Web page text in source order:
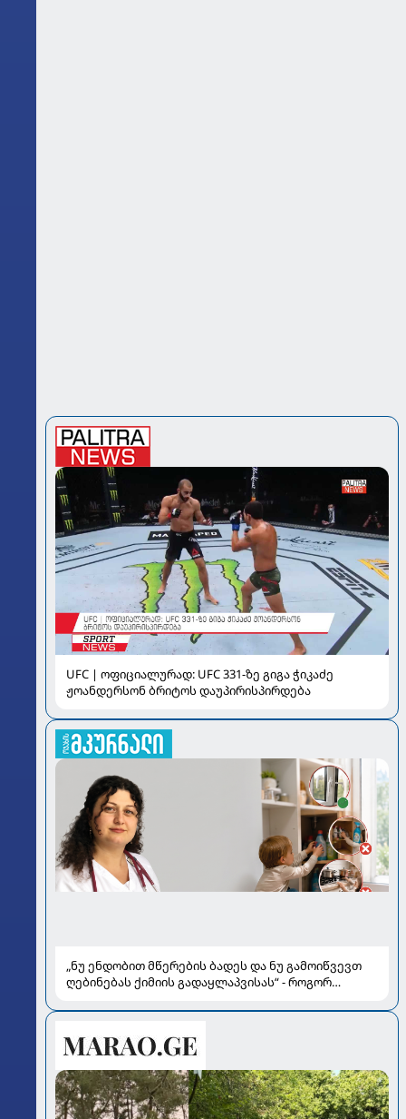
UFC | ოფიციალურად: UFC 331-ზე გიგა ჭიკაძე
ჟოანდერსონ ბრიტოს დაუპირისპირდება
„ნუ ენდობით მწერების ბადეს და ნუ გამოიწვევთ
ღებინებას ქიმიის გადაყლაპვისას“ - როგორ
სალომე ახვლედიანის რჩევები